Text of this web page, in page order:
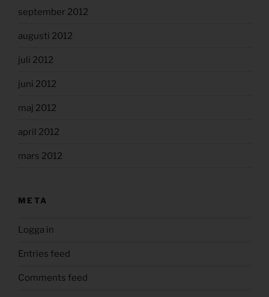
september 2012
augusti 2012
juli 2012
juni 2012
maj 2012
april 2012
mars 2012
META
Logga in
Entries feed
Comments feed